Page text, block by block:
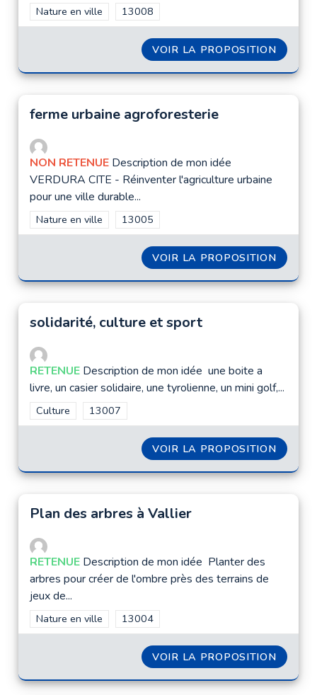
Filtrer les résultats de la catégorie : Nature en ville
Nature en ville Filtrer les résultats pour le secteur :
13008
VOIR LA PROPOSITION
ferme urbaine agroforesterie
NON RETENUE Description de mon idée
VERDURA CITE - Réinventer l'agriculture urbaine
pour une ville durable...
Filtrer les résultats de la catégorie : Nature en ville
Nature en ville Filtrer les résultats pour le secteur :
13005
VOIR LA PROPOSITION
solidarité, culture et sport
RETENUE Description de mon idée une boite a
livre, un casier solidaire, une tyrolienne, un mini golf,...
Filtrer les résultats de la catégorie : Culture
Culture Filtrer les résultats pour le secteur : 13007
13007
VOIR LA PROPOSITION
Plan des arbres à Vallier
RETENUE Description de mon idée Planter des
arbres pour créer de l'ombre près des terrains de
jeux de...
Filtrer les résultats de la catégorie : Nature en ville
Nature en ville Filtrer les résultats pour le secteur :
13004
VOIR LA PROPOSITION PLAN